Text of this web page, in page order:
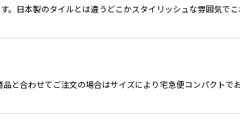
。日本製のタイルとは違うどこかスタイリッシュな雰囲気で
と合わせてご注文の場合はサイズにより宅急便コンパクト